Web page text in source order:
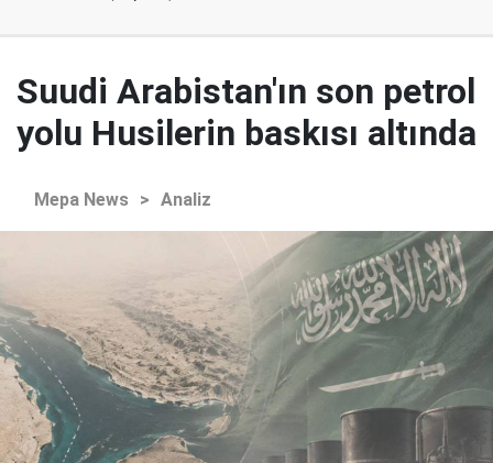
Suudi Arabistan'ın son petrol
yolu Husilerin baskısı altında
Mepa News > Analiz